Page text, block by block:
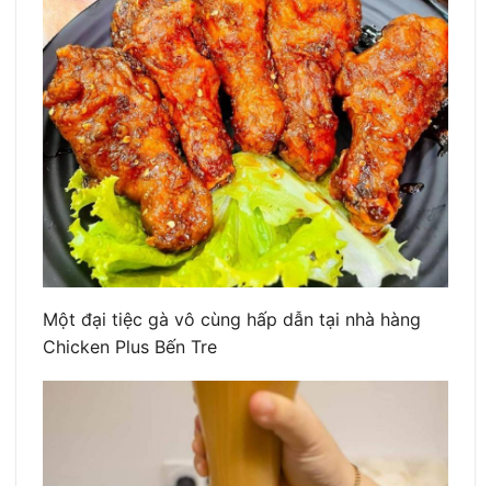
Một đại tiệc gà vô cùng hấp dẫn tại nhà hàng
Chicken Plus Bến Tre